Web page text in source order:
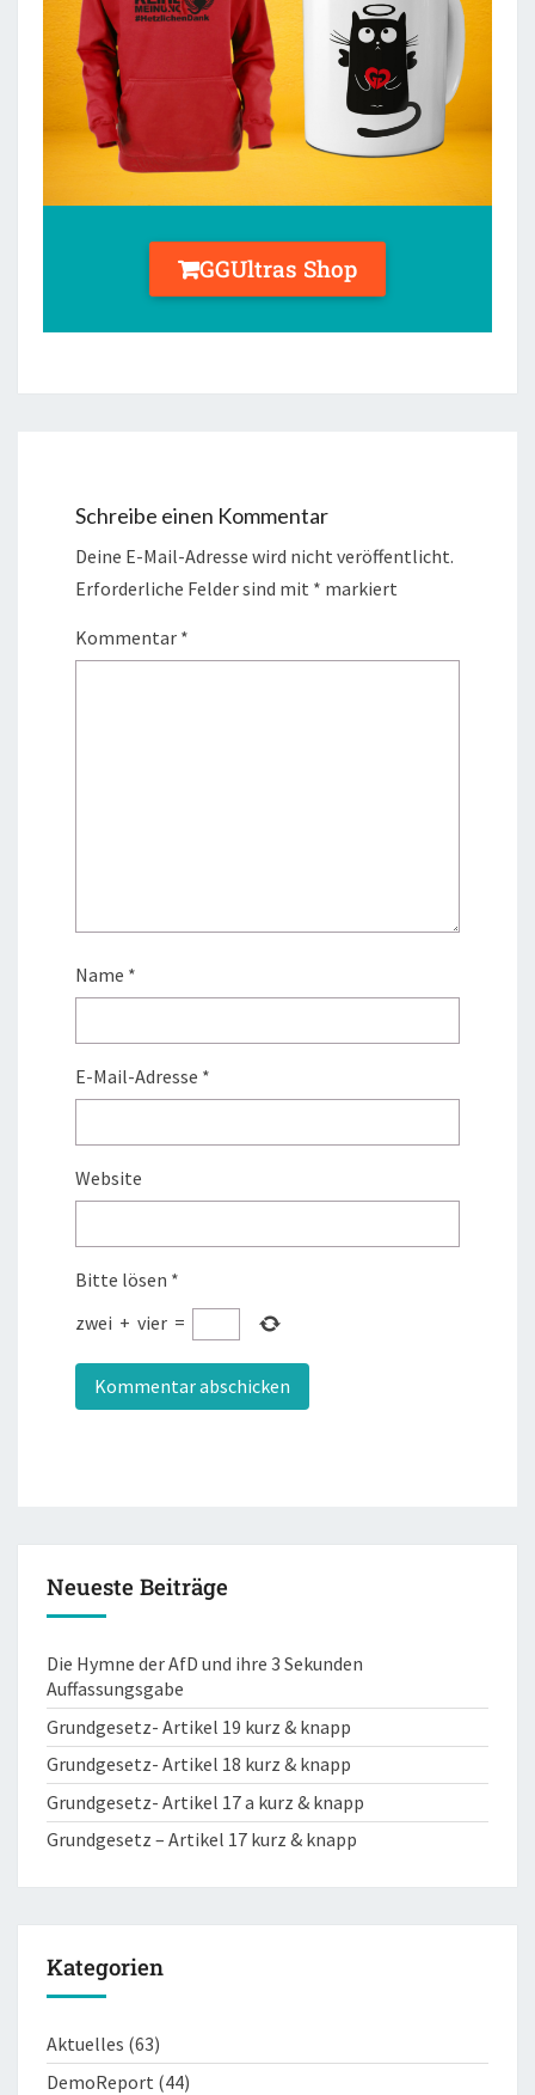
GGUltras Shop
Schreibe einen Kommentar
Deine E-Mail-Adresse wird nicht veröffentlicht.
Erforderliche Felder sind mit * markiert
Kommentar *
Name *
E-Mail-Adresse *
Website
Bitte lösen *
zwei + vier =
Neueste Beiträge
Die Hymne der AfD und ihre 3 Sekunden
Auffassungsgabe
Grundgesetz- Artikel 19 kurz & knapp
Grundgesetz- Artikel 18 kurz & knapp
Grundgesetz- Artikel 17 a kurz & knapp
Grundgesetz – Artikel 17 kurz & knapp
Kategorien
Aktuelles (63)
DemoReport (44)